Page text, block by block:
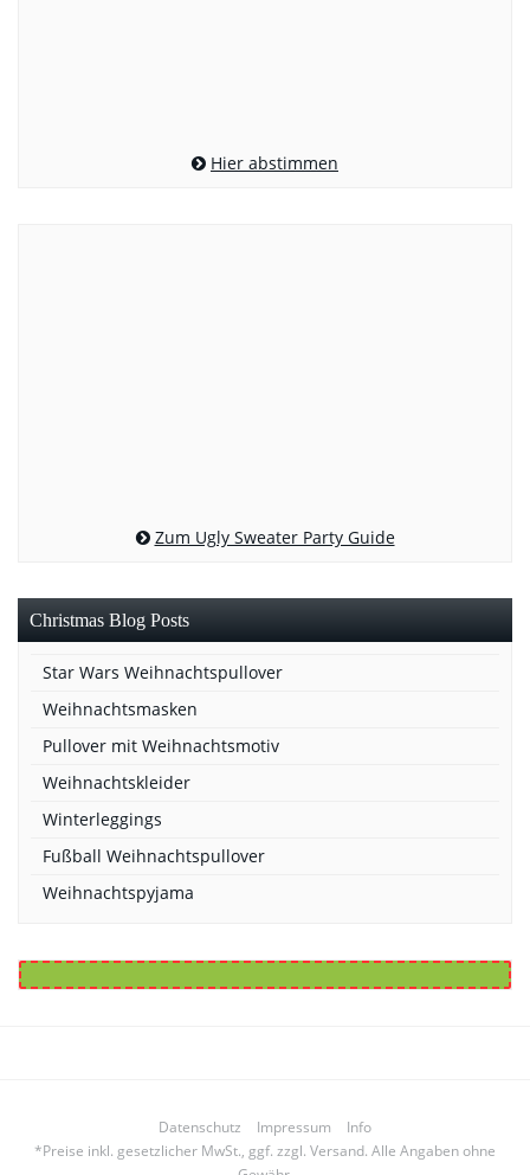
Hier abstimmen
Zum Ugly Sweater Party Guide
Christmas Blog Posts
Star Wars Weihnachtspullover
Weihnachtsmasken
Pullover mit Weihnachtsmotiv
Weihnachtskleider
Winterleggings
Fußball Weihnachtspullover
Weihnachtspyjama
Datenschutz Impressum
Info
*Preise inkl. gesetzlicher MwSt., ggf. zzgl. Versand. Alle Angaben ohne